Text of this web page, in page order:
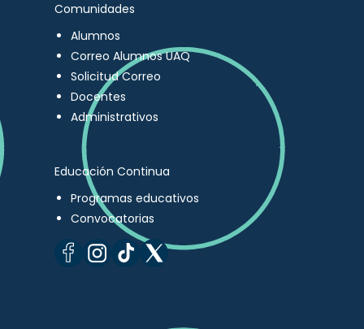
Comunidades
Alumnos
Correo Alumnos UAQ
Solicitud Correo
Docentes
Administrativos
Educación Continua
Programas educativos
Convocatorias